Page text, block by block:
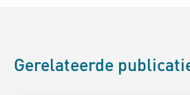
Gerelateerde